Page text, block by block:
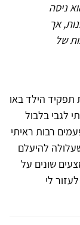
ניסה
אך
של
תפקיד הילד באו
לגבי בלבול
רבות ראיתי
להיעלם
שונים על
לי